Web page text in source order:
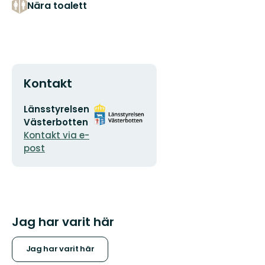
Nära toalett
Kontakt
E-
postadress
Länsstyrelsen
Västerbotten
Kontakt via e-
post
Organisationens
logotyp
Jag har varit här
Jag har varit här